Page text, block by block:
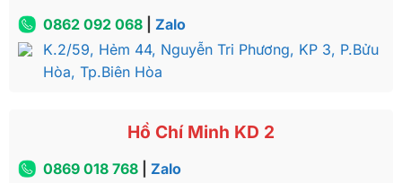
Gỗ Gõ Đỏ được đánh giá là một loại gỗ quý
cấp và được nhiều khách hàng yêu thích lựa
0862 092 068| Zalo
K.2/59, Hẻm 44, Nguyễn Tri Phương, KP 3, P.Bửu
Hòa, Tp.Biên Hòa
Hồ Chí Minh KD 2
0869 018 768| Zalo